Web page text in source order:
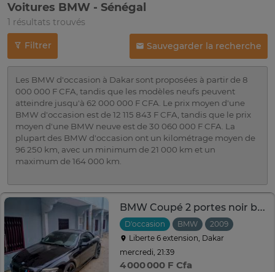
Voitures BMW - Sénégal
1 résultats trouvés
Filtrer Sauvegarder la recherche
Les BMW d'occasion à Dakar sont proposées à partir de 8
000 000 F CFA, tandis que les modèles neufs peuvent
atteindre jusqu'à 62 000 000 F CFA. Le prix moyen d'une
BMW d'occasion est de 12 115 843 F CFA, tandis que le prix
moyen d'une BMW neuve est de 30 060 000 F CFA. La
plupart des BMW d'occasion ont un kilométrage moyen de
96 250 km, avec un minimum de 21 000 km et un
maximum de 164 000 km.
BMW Coupé 2 portes noir brillant jantes alliage sport
D'occasion BMW 2009
Liberte 6 extension, Dakar
mercredi, 21:39
4 000 000 F Cfa